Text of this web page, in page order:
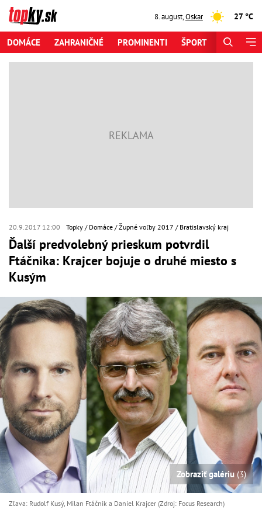
8. august,Oskar 27 °C
DOMÁCE ZAHRANIČNÉ PROMINENTI ŠPORT
20.9.2017 12:00 Topky Domáce Župné voľby 2017 Bratislavský kraj
Ďalší predvolebný prieskum potvrdil
Ftáčnika: Krajcer bojuje o druhé miesto s
Kusým
Zobraziť galériu (3)
Zľava: Rudolf Kusý, Milan Ftáčnik a Daniel Krajcer (Zdroj: Focus Research)